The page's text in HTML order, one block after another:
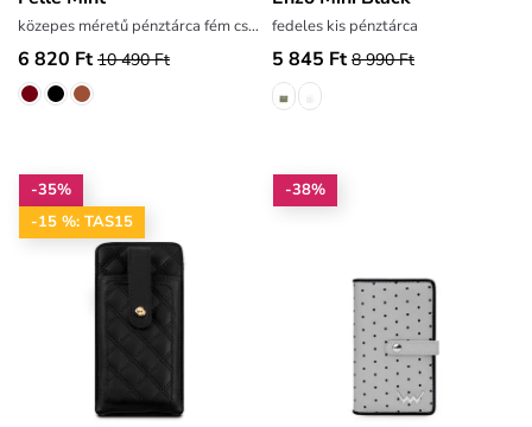
közepes méretű pénztárca fém csattal
6 820 Ft 10 490 Ft
fedeles kis pénztárca
5 845 Ft 8 990 Ft
-35%
-15 %: TAS15
-38%